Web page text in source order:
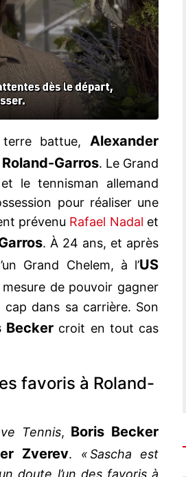
terre battue,Alexander
Roland-Garros. Le Grand
le tennisman allemand
pour réaliser une
prévenu Rafael Nadal et
. À 24 ans, et après
Grand Chelem, à l’US
de pouvoir gagner
dans sa carrière. Son
Becker croit en tout cas
favoris à Roland-
Tennis, Boris Becker
Zverev. « Sascha est
doute l’un des favoris à